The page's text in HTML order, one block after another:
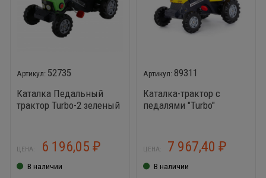
52735
Каталка Педальный
трактор Turbo-2 зеленый
ЦЕНА: 6 196,05 ₽
В наличии
89311
Каталка-трактор с
педалями "Turbo"
ЦЕНА: 7 967,40₽
В наличии